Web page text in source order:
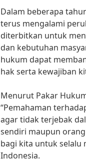
Dalam beberapa
terus mengalami
diterbitkan untuk
dan kebutuhan
hukum dapat
hak serta kewajiban
Menurut Pakar
“Pemahaman
agar tidak terjebak
sendiri maupun
bagi kita untuk
Indonesia.